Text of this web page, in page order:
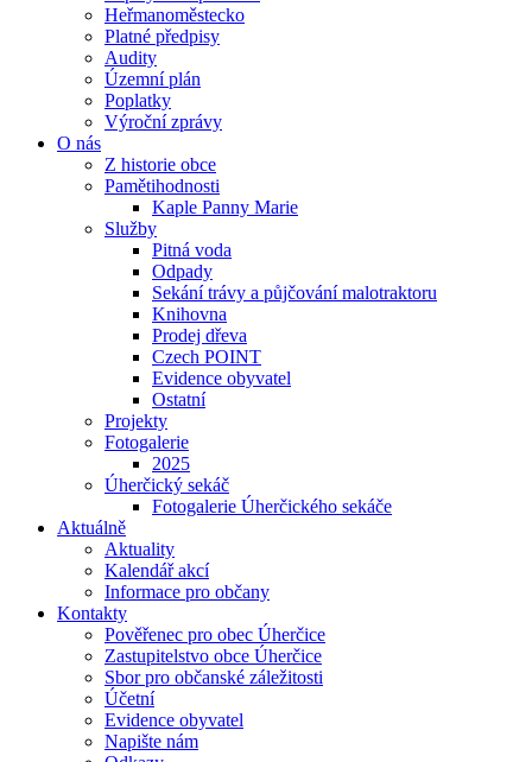
Heř​manoměstecko
Platné předpisy
Audity
Územní plán
Poplatky
Výroční zprávy
O nás
Z historie obce
Pamětihodnosti
Kaple Panny Marie
Služby
Pitná voda
Odpady
Se­ká­ní trá­vy a půjčování ma­lo­trak­to­ru
Knihovna
Prodej dřeva
Czech POINT
Evidence obyvatel
Ostatní
Projekty
Fotogalerie
2025
Úherčický sekáč
Fotogalerie Úherčického sekáče
Aktuálně
Aktuality
Kalendář akcí
Informace pro občany
Kontakty
Pověřenec pro obec Úherčice
Zastupitelstvo obce Úherčice
Sbor pro ob­čan­ské zá­le­ži­to­sti
Účetní
Evidence obyvatel
Napište nám